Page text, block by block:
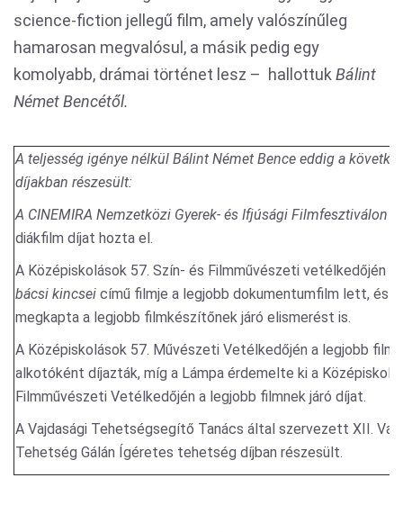
science-fiction jellegű film, amely valószínűleg
hamarosan megvalósul, a másik pedig egy
komolyabb, drámai történet lesz – hallottuk Bálint
Német Bencétől.
A teljesség igénye nélkül Bálint Német Bence eddig a
díjakban részesült:
A CINEMIRA Nemzetközi Gyerek- és Ifjúsági Filmfesztiválon
diákfilm díjat hozta el.
A Középiskolások 57. Szín- és Filmművészeti vetélkedőjén a
bácsi kincsei című filmje a legjobb dokumentumfilm lett, és
megkapta a legjobb filmkészítőnek járó elismerést is.
A Középiskolások 57. Művészeti Vetélkedőjén a legjobb
alkotóként díjazták, míg a Lámpa érdemelte ki a
Filmművészeti Vetélkedőjén a legjobb filmnek járó díjat.
A Vajdasági Tehetségsegítő Tanács által szervezett XII.
Tehetség Gálán Ígéretes tehetség díjban részesült.